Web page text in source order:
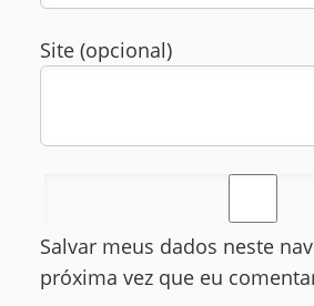
Site (opcional)
Salvar meus dados neste
próxima vez que eu